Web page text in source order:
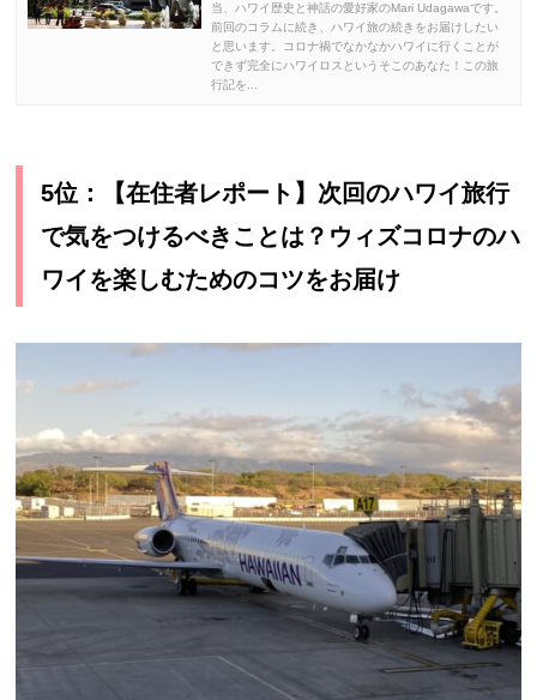
当、ハワイ歴史と神話の愛好家のMari Udagawaです。
前回のコラムに続き、ハワイ旅の続きをお届けしたい
と思います。コロナ禍でなかなかハワイに行くことが
できず完全にハワイロスというそこのあなた！この旅
行記を...
5位：【在住者レポート】次回のハワイ旅行
で気をつけるべきことは？ウィズコロナのハ
ワイを楽しむためのコツをお届け